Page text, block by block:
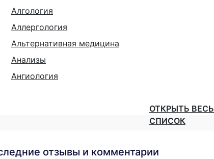
Алгология
Аллергология
Альтернативная медицина
Анализы
Ангиология
ОТКРЫТЬ ВЕСЬ
СПИСОК
отзывы и комментарии